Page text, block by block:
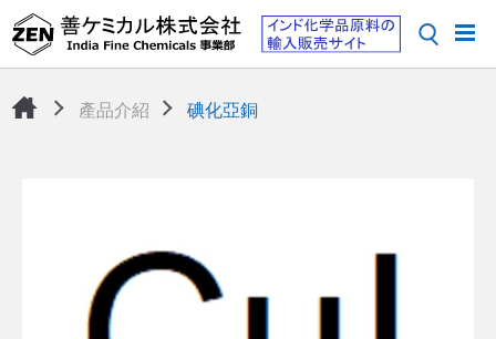
產品介紹 碘化亞銅